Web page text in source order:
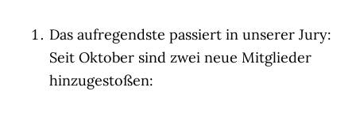
Das aufregendste passiert in unserer Jury:
Seit Oktober sind zwei neue Mitglieder
hinzugestoßen: